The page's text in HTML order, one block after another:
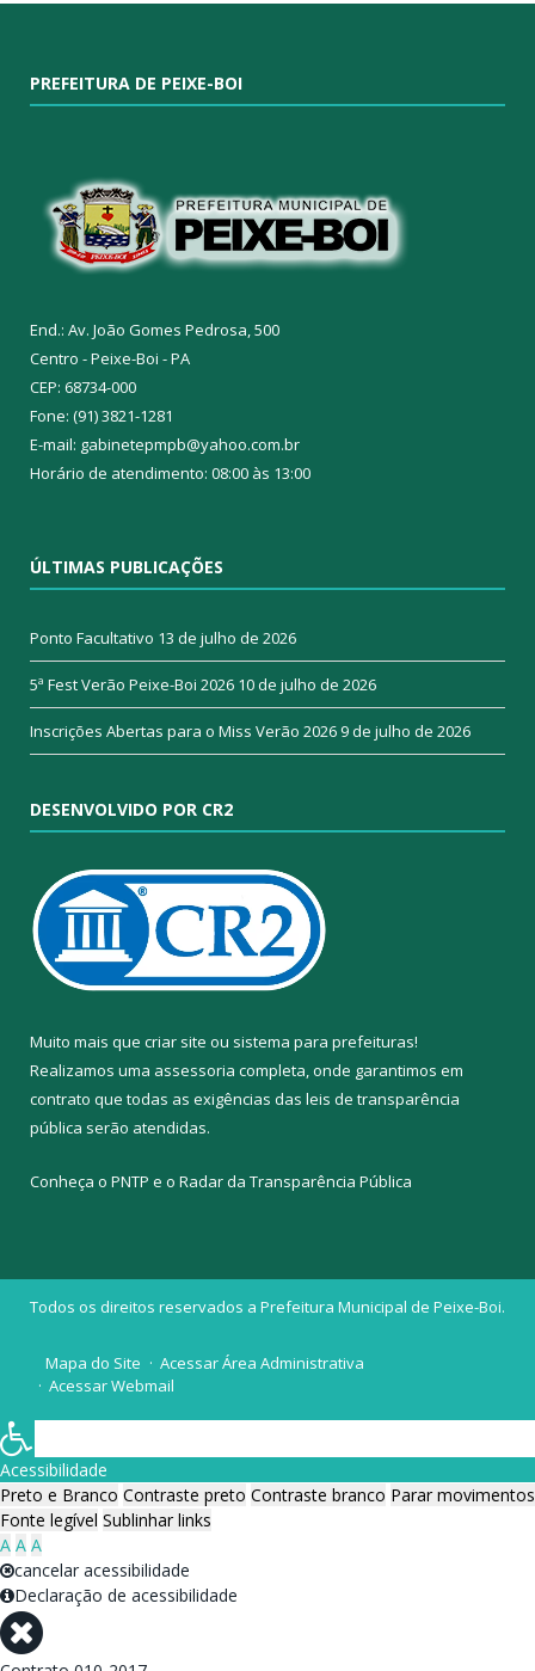
PREFEITURA DE PEIXE-BOI
End.: Av. João Gomes Pedrosa, 500
Centro - Peixe-Boi - PA
CEP: 68734-000
Fone: (91) 3821-1281
E-mail: gabinetepmpb@yahoo.com.br
Horário de atendimento: 08:00 às 13:00
ÚLTIMAS PUBLICAÇÕES
Ponto Facultativo 13 de julho de 2026
5ª Fest Verão Peixe-Boi 2026 10 de julho de 2026
Inscrições Abertas para o Miss Verão 20269 de julho de 2026
DESENVOLVIDO POR CR2
Muito mais que criar site ou sistema para prefeituras!
Realizamos uma assessoria completa, onde garantimos em
contrato que todas as exigências das leis de transparência
pública serão atendidas.
Conheça o PNTP e o Radar da Transparência Pública
Todos os direitos reservados a Prefeitura Municipal de Peixe-Boi.
Mapa do Site
Acessar Área Administrativa
Acessar Webmail
Acessibilidade
Preto e Branco Contraste preto Contraste branco Parar movimentos
Fonte legível Sublinhar links
A A A
cancelar acessibilidade
Declaração de acessibilidade